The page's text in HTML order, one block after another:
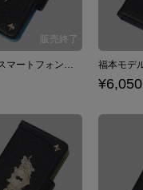
田崎モデル スマートフォンケース iPhone6/6s/7/8対応 ジョーカー・ゲーム
¥6,050